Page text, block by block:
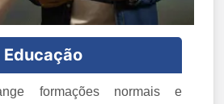
Educação
formações normais e